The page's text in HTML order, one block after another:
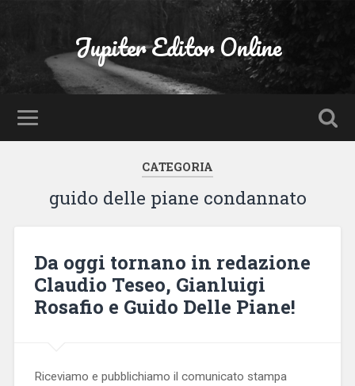
Jupiter Editor Online
CATEGORIA
guido delle piane condannato
Da oggi tornano in redazione
Claudio Teseo, Gianluigi
Rosafio e Guido Delle Piane!
Riceviamo e pubblichiamo il comunicato stampa